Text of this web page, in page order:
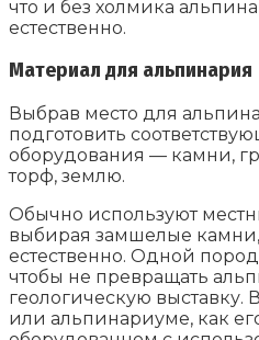
что и без холмика
естественно.
Материал для альпинария
Выбрав место для
подготовить
оборудования — камни,
торф, землю.
Обычно используют
выбирая замшелые
естественно. Одной
чтобы не превращать
геологическую
или альпинариуме, как